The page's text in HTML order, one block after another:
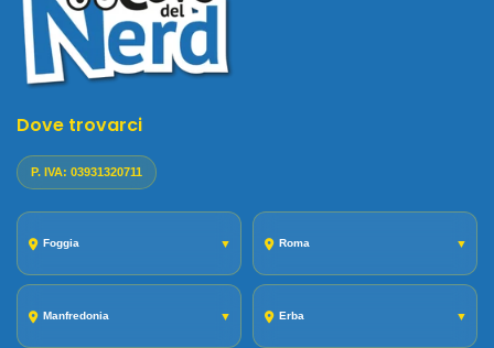
Dove trovarci
P. IVA: 03931320711
Foggia ▼ Roma ▼
Manfredonia ▼ Erba ▼